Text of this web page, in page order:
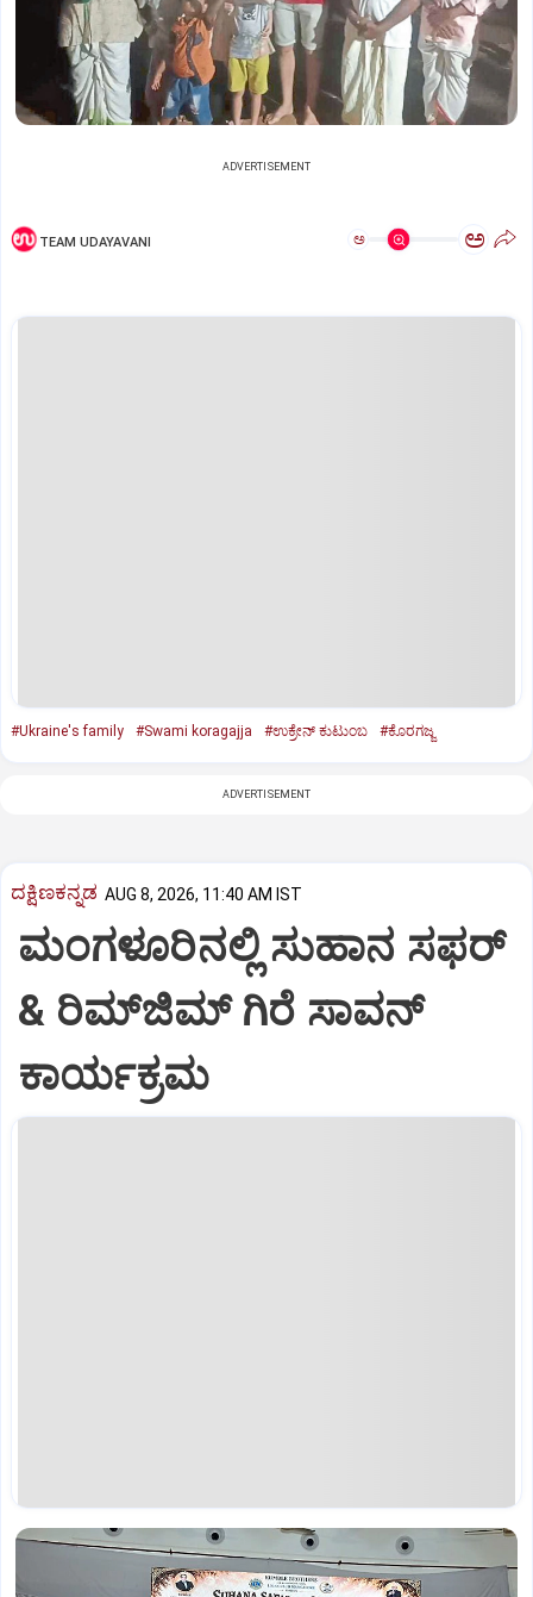
ADVERTISEMENT
TEAM UDAYAVANI ಅ ಅ
#Ukraine's family #Swami koragajja #ಉಕ್ರೇನ್‌ ಕುಟುಂಬ #ಕೊರಗಜ್ಜ
ADVERTISEMENT
ದಕ್ಷಿಣಕನ್ನಡ AUG 8, 2026, 11:40 AM IST
ಮಂಗಳೂರಿನಲ್ಲಿ ಸುಹಾನ ಸಫರ್
& ರಿಮ್‌ಜಿಮ್ ಗಿರೆ ಸಾವನ್
ಕಾರ್ಯಕ್ರಮ